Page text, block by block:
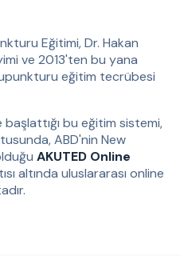
Eğitimi, Dr. Hakan
ve 2013'ten bu yana
eğitim tecrübesi
bu eğitim sistemi,
ABD'nin New
AKUTED Online
altında uluslararası online